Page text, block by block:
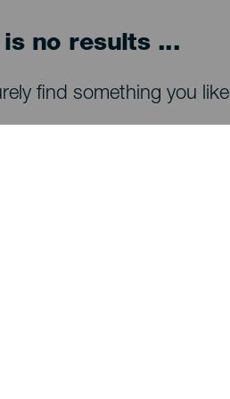
is no results ...
find something you like